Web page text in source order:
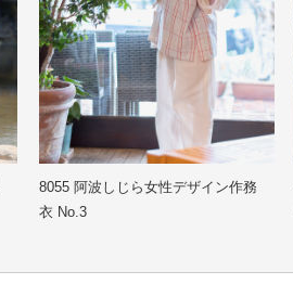
8055 阿波しじら女性デザイン作務
衣 No.3